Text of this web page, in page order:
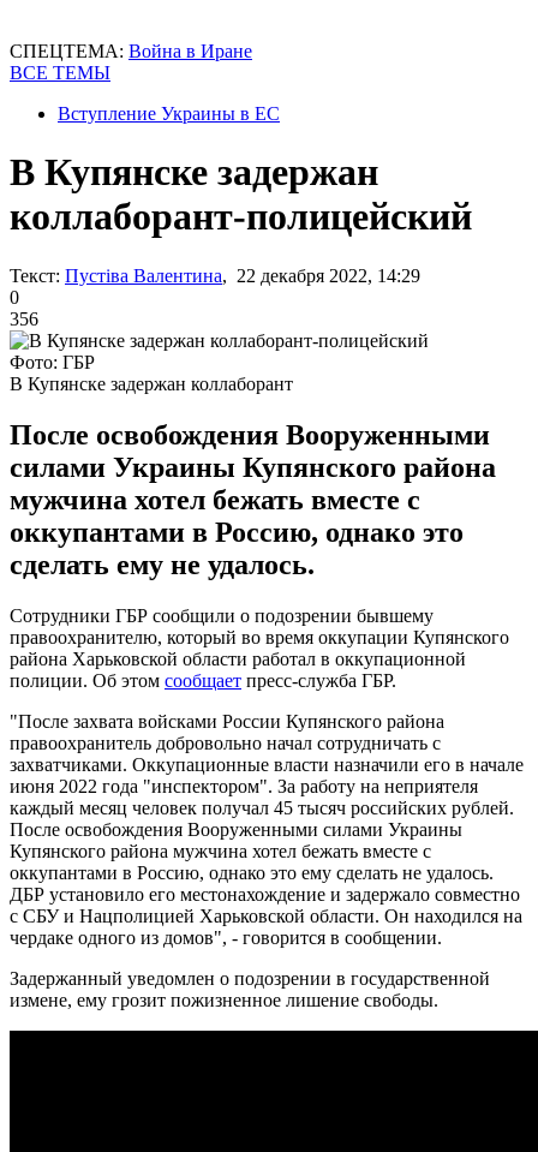
СПЕЦТЕМА: Война в Иране
ВСЕ ТЕМЫ
Вступление Украины в ЕС
В Купянске задержан
коллаборант-полицейский
Текст: Пустіва Валентина, 22 декабря 2022, 14:29
0
356
Фото: ГБР
В Купянске задержан коллаборант
После освобождения Вооруженными
силами Украины Купянского района
мужчина хотел бежать вместе с
оккупантами в Россию, однако это
сделать ему не удалось.
Сотрудники ГБР сообщили о подозрении бывшему
правоохранителю, который во время оккупации Купянского
района Харьковской области работал в оккупационной
полиции. Об этом сообщает пресс-служба ГБР.
"После захвата войсками России Купянского района
правоохранитель добровольно начал сотрудничать с
захватчиками. Оккупационные власти назначили его в начале
июня 2022 года "инспектором". За работу на неприятеля
каждый месяц человек получал 45 тысяч российских рублей.
После освобождения Вооруженными силами Украины
Купянского района мужчина хотел бежать вместе с
оккупантами в Россию, однако это ему сделать не удалось.
ДБР установило его местонахождение и задержало совместно
с СБУ и Нацполицией Харьковской области. Он находился на
чердаке одного из домов", - говорится в сообщении.
Задержанный уведомлен о подозрении в государственной
измене, ему грозит пожизненное лишение свободы.